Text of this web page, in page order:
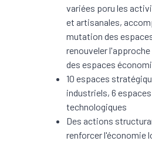
variées poru les
et artisanales,
mutation des
renouveler
des espaces
10 espaces
industriels, 6
technologiques
Des actions
renforcer l'économie